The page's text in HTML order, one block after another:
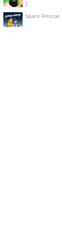
2
Space Rescue